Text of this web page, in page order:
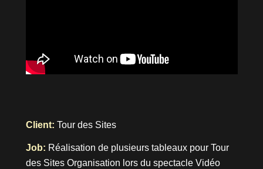
Client: Tour des Sites
Job: Réalisation de plusieurs tableaux pour Tour
des Sites Organisation lors du spectacle Vidéo